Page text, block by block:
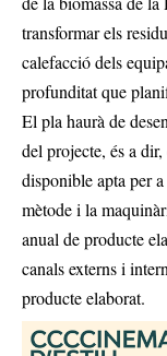
transformar els
calefacció dels
profunditat que
El pla haurà de
del projecte, és a
disponible apta per
mètode i la
anual de producte
canals externs i
producte elaborat.